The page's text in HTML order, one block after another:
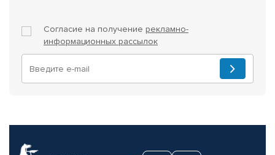
Согласие на получение рекламно-
информационных рассылок